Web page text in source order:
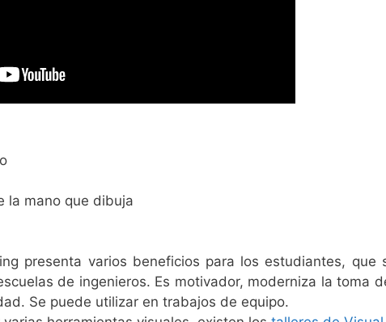
la mano que dibuja
presenta varios beneficios para los estudiantes, que
de ingenieros. Es motivador, moderniza la toma
Se puede utilizar en trabajos de equipo.